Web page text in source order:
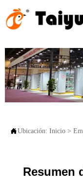
Ubicación: Inicio >
Resumen